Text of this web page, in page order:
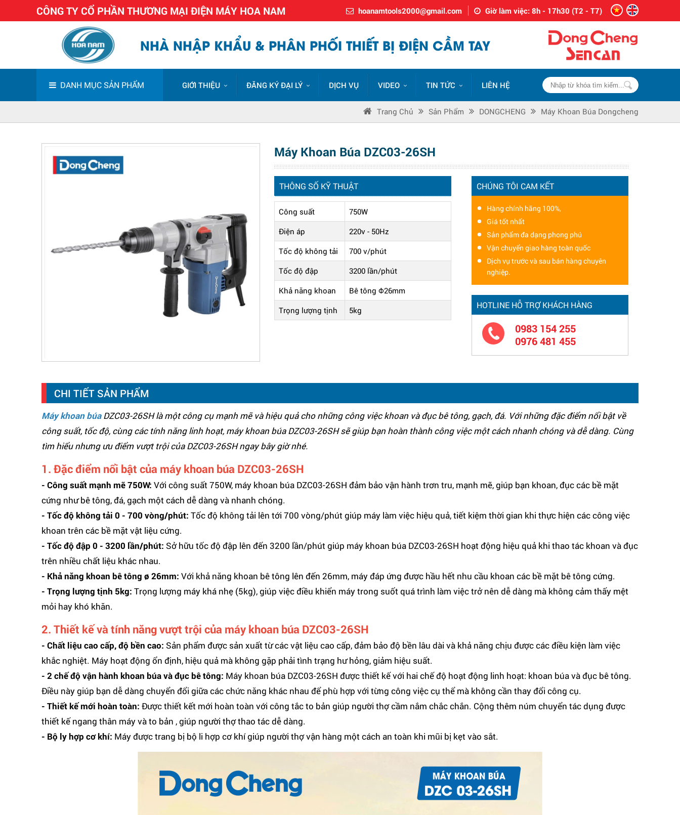
CÔNG TY CỔ PHẦN THƯƠNG MẠI ĐIỆN MÁY HOA NAM hoanamtools2000@gmail.com Giờ làm việc: 8h - 17h30 (T2 - T7)
NHÀ NHẬP KHẨU & PHÂN PHỐI THIẾT BỊ ĐIỆN CẦM TAY
DANH MỤC SẢN PHẨM GIỚI THIỆU ĐĂNG KÝ ĐẠI LÝ DỊCH VỤ VIDEO TIN TỨC LIÊN HỆ
Trang Chủ Sản Phẩm DONGCHENG Máy Khoan Búa Dongcheng
Máy Khoan Búa DZC03-26SH
THÔNG SỐ KỸ THUẬT
Công suất
750W
Điện áp
220v - 50Hz
Tốc độ không tải
700 v/phút
Tốc độ đập
3200 lần/phút
Khả năng khoan
Bê tông Φ26mm
Trọng lượng tịnh
5kg
CHÚNG TÔI CAM KẾT
Hàng chính hãng 100%,
Giá tốt nhất
Sản phẩm đa dạng phong phú
Vận chuyển giao hàng toàn quốc
Dịch vụ trước và sau bán hàng chuyên
nghiệp.
HOTLINE HỖ TRỢ KHÁCH HÀNG
0983 154 255
0976 481 455
CHI TIẾT SẢN PHẨM
Máy khoan búaDZC03-26SH là một công cụ mạnh mẽ và hiệu quả cho những công việc khoan và đục bê tông, gạch, đá. Với những đặc điểm nổi bật về
công suất, tốc độ, cùng các tính năng linh hoạt, máy khoan búa DZC03-26SH sẽ giúp bạn hoàn thành công việc một cách nhanh chóng và dễ dàng. Cùng
tìm hiểu nhưng ưu điểm vượt trội của DZC03-26SH ngay bây giờ nhé.
1. Đặc điểm nổi bật của máy khoan búa DZC03-26SH
- Công suất mạnh mẽ 750W: Với công suất 750W, máy khoan búa DZC03-26SH đảm bảo vận hành trơn tru, mạnh mẽ, giúp bạn khoan, đục các bề mặt
cứng như bê tông, đá, gạch một cách dễ dàng và nhanh chóng.
- Tốc độ không tải 0 - 700 vòng/phút: Tốc độ không tải lên tới 700 vòng/phút giúp máy làm việc hiệu quả, tiết kiệm thời gian khi thực hiện các công việc
khoan trên các bề mặt vật liệu cứng.
- Tốc độ đập 0 - 3200 lần/phút: Sở hữu tốc độ đập lên đến 3200 lần/phút giúp máy khoan búa DZC03-26SH hoạt động hiệu quả khi thao tác khoan và đục
trên nhiều chất liệu khác nhau.
- Khả năng khoan bê tông ø 26mm: Với khả năng khoan bê tông lên đến 26mm, máy đáp ứng được hầu hết nhu cầu khoan các bề mặt bê tông cứng.
- Trọng lượng tịnh 5kg: Trọng lượng máy khá nhẹ (5kg), giúp việc điều khiển máy trong suốt quá trình làm việc trở nên dễ dàng mà không cảm thấy mệt
mỏi hay khó khăn.
2. Thiết kế và tính năng vượt trội của máy khoan búa DZC03-26SH
- Chất liệu cao cấp, độ bền cao: Sản phẩm được sản xuất từ các vật liệu cao cấp, đảm bảo độ bền lâu dài và khả năng chịu được các điều kiện làm việc
khắc nghiệt. Máy hoạt động ổn định, hiệu quả mà không gặp phải tình trạng hư hỏng, giảm hiệu suất.
- 2 chế độ vận hành khoan búa và đục bê tông: Máy khoan búa DZC03-26SH được thiết kế với hai chế độ hoạt động linh hoạt: khoan búa và đục bê tông.
Điều này giúp bạn dễ dàng chuyển đổi giữa các chức năng khác nhau để phù hợp với từng công việc cụ thể mà không cần thay đổi công cụ.
- Thiết kế mới hoàn toàn: Được thiết kết mới hoàn toàn với công tắc to bản giúp người thợ cầm nắm chắc chắn. Cộng thêm núm chuyển tác dụng được
thiết kế ngang thân máy và to bản , giúp người thợ thao tác dễ dàng.
- Bộ ly hợp cơ khí: Máy được trang bị bộ li hợp cơ khí giúp người thợ vận hàng một cách an toàn khi mũi bị kẹt vào sắt.